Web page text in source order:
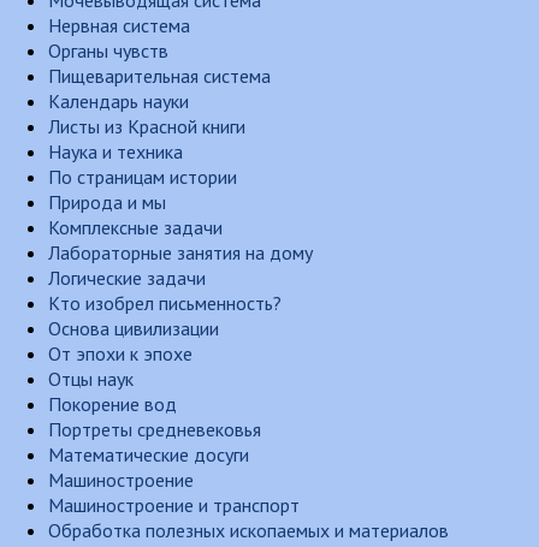
Нервная система
Органы чувств
Пищеварительная система
Календарь науки
Листы из Красной книги
Наука и техника
По страницам истории
Природа и мы
Комплексные задачи
Лабораторные занятия на дому
Логические задачи
Кто изобрел письменность?
Основа цивилизации
От эпохи к эпохе
Отцы наук
Покорение вод
Портреты средневековья
Математические досуги
Машиностроение
Машиностроение и транспорт
Обработка полезных ископаемых и материалов